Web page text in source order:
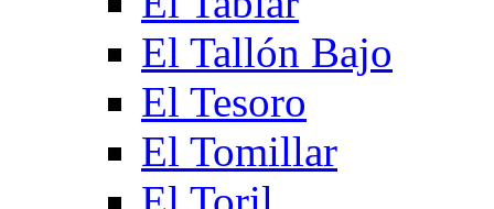
El Tallón Bajo
El Tesoro
El Tomillar